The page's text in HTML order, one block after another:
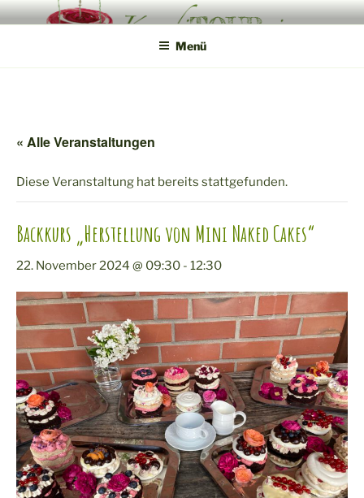
Zum
InhaltKONDITOUREI
Mobile Produktveredlung am Hof
Menü
« Alle Veranstaltungen
Diese Veranstaltung hat bereits stattgefunden.
Backkurs „Herstellung von Mini Naked Cakes“
22. November 2024 @ 09:30 - 12:30